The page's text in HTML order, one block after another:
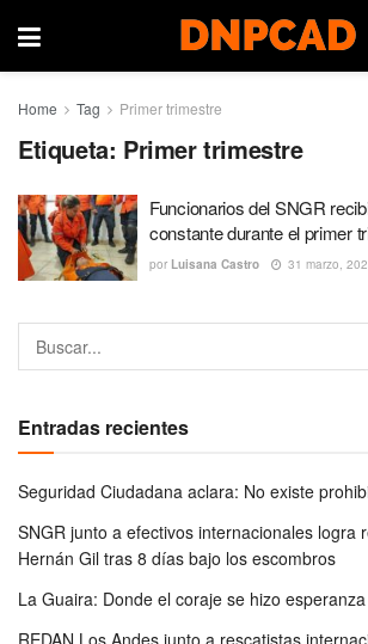
Home Tag Primer trimestre
Etiqueta: Primer trimestre
Funcionarios del SNGR
constante durante el primer
por Luisana Castro 31 marzo,
Entradas recientes
Seguridad Ciudadana aclara: No existe
SNGR junto a efectivos internacionales logra
Hernán Gil tras 8 días bajo los escombros
La Guaira: Donde el coraje se hizo esperanza
REDAN Los Andes junto a rescatistas